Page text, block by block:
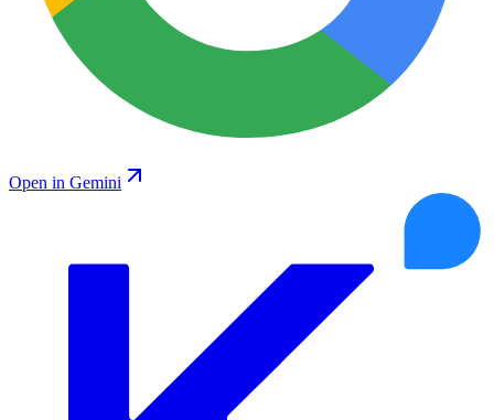
Open in Gemini